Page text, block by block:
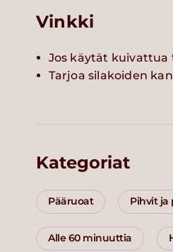
Vinkki
Jos käytät kuivattua
Tarjoa silakoiden
Kategoriat
Pääruoat Pihvit ja
Alle 60 minuuttia